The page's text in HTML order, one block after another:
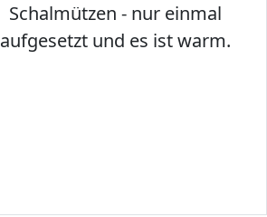
Schalmützen - nur einmal
aufgesetzt und es ist warm.